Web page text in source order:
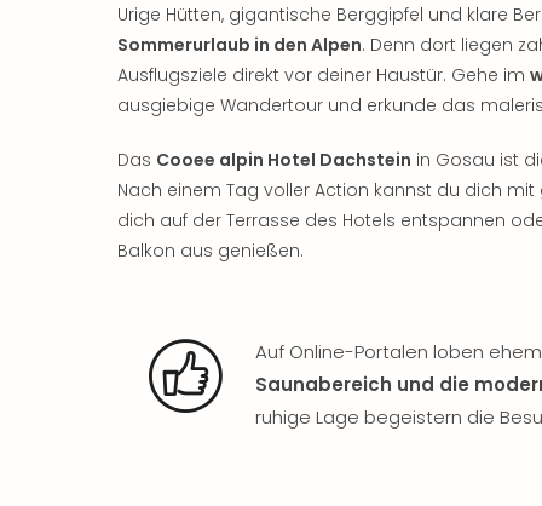
Urige Hütten, gigantische Berggipfel und klare
Sommerurlaub in den Alpen. Denn dort liegen
Ausflugsziele direkt vor deiner Haustür. Gehe im
ausgiebige Wandertour und erkunde das
Das Cooee alpin Hotel Dachstein in Gosau ist
Nach einem Tag voller Action kannst du dich
dich auf der Terrasse des Hotels entspannen
Balkon aus genießen.
Auf Online-Portalen loben
Saunabereich und die
ruhige Lage begeistern die